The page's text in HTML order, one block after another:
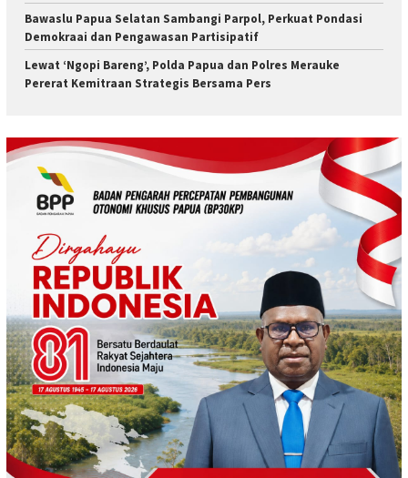
Bawaslu Papua Selatan Sambangi Parpol, Perkuat Pondasi
Demokraai dan Pengawasan Partisipatif
Lewat ‘Ngopi Bareng’, Polda Papua dan Polres Merauke
Pererat Kemitraan Strategis Bersama Pers